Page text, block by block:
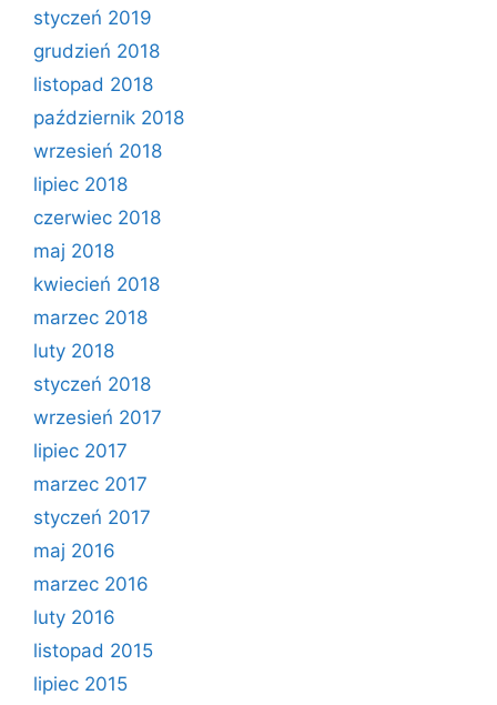
styczeń 2019
grudzień 2018
listopad 2018
październik 2018
wrzesień 2018
lipiec 2018
czerwiec 2018
maj 2018
kwiecień 2018
marzec 2018
luty 2018
styczeń 2018
wrzesień 2017
lipiec 2017
marzec 2017
styczeń 2017
maj 2016
marzec 2016
luty 2016
listopad 2015
lipiec 2015